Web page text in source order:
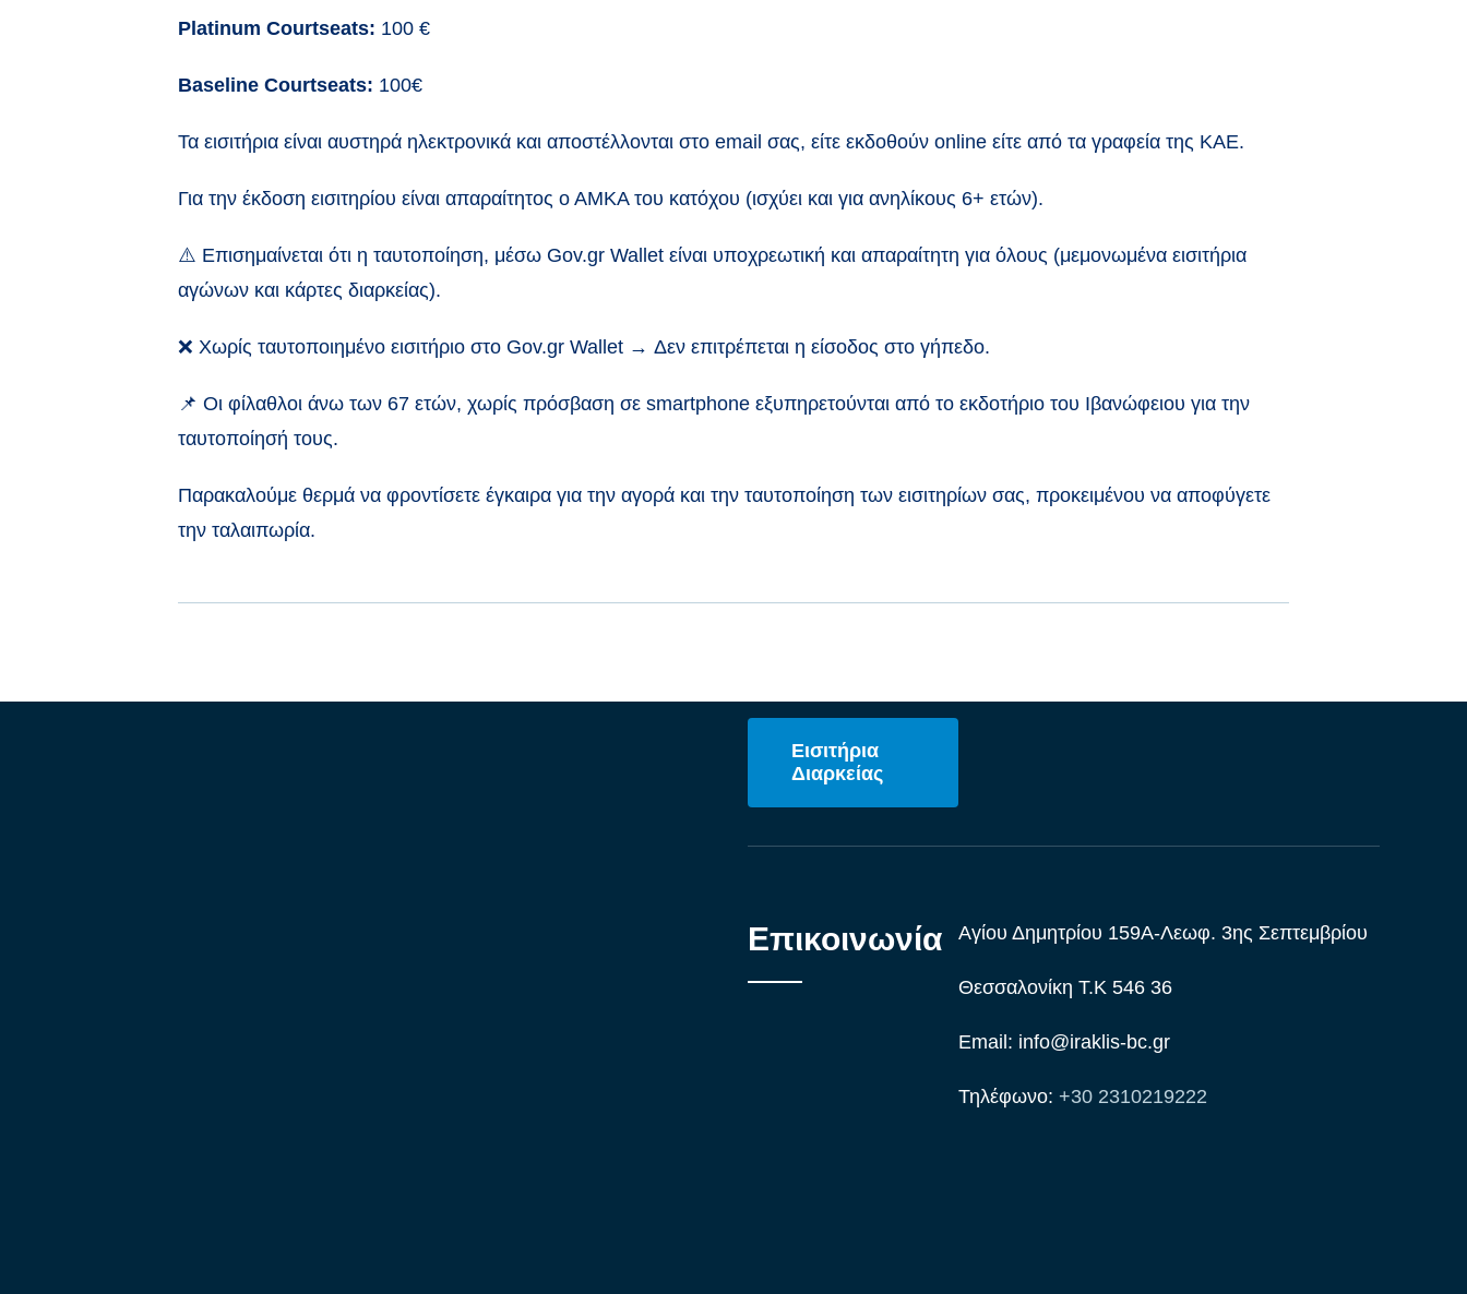
Platinum Courtseats: 100 €
Baseline Courtseats: 100€
Τα εισιτήρια είναι αυστηρά ηλεκτρονικά και αποστέλλονται στο email σας, είτε εκδοθούν online είτε από τα γραφεία της ΚΑΕ.
Για την έκδοση εισιτηρίου είναι απαραίτητος ο ΑΜΚΑ του κατόχου (ισχύει και για ανηλίκους 6+ ετών).
⚠️ Επισημαίνεται ότι η ταυτοποίηση, μέσω Gov.gr Wallet είναι υποχρεωτική και απαραίτητη για όλους (μεμονωμένα εισιτήρια
αγώνων και κάρτες διαρκείας).
❌ Χωρίς ταυτοποιημένο εισιτήριο στο Gov.gr Wallet → Δεν επιτρέπεται η είσοδος στο γήπεδο.
📌 Οι φίλαθλοι άνω των 67 ετών, χωρίς πρόσβαση σε smartphone εξυπηρετούνται από το εκδοτήριο του Ιβανώφειου για την
ταυτοποίησή τους.
Παρακαλούμε θερμά να φροντίσετε έγκαιρα για την αγορά και την ταυτοποίηση των εισιτηρίων σας, προκειμένου να αποφύγετε
την ταλαιπωρία.
Εισιτήρια
Διαρκείας
Επικοινωνία Αγίου Δημητρίου 159Α-Λεωφ. 3ης Σεπτεμβρίου
Θεσσαλονίκη Τ.Κ 546 36
Email: info@iraklis-bc.gr
Τηλέφωνο: +30 2310219222